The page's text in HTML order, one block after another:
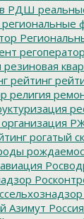
РДШ
региональные
регоператор
резиновая
рейтинг
религия
рогатый
Азимут Россия